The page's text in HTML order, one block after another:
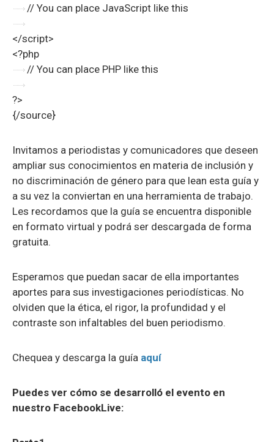
// You can place JavaScript like this
</script>
<?php
// You can place PHP like this
?>
{/source}
Invitamos a periodistas y comunicadores que deseen
ampliar sus conocimientos en materia de inclusión y
no discriminación de género para que lean esta guía y
a su vez la conviertan en una herramienta de trabajo.
Les recordamos que la guía se encuentra disponible
en formato virtual y podrá ser descargada de forma
gratuita.
Esperamos que puedan sacar de ella importantes
aportes para sus investigaciones periodísticas. No
olviden que la ética, el rigor, la profundidad y el
contraste son infaltables del buen periodismo.
Chequea y descarga la guía aquí
Puedes ver cómo se desarrolló el evento en
nuestro FacebookLive: